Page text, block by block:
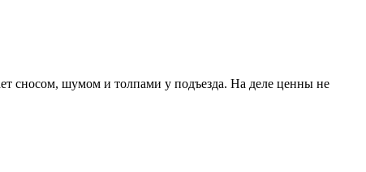
сносом, шумом и толпами у подъезда. На деле ценны не